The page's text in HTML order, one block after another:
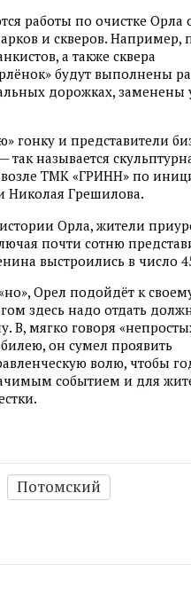
работы по очистке Орла
и скверов.
а также сквера
будут выполнены
дорожках, заменены
гонку и представители
так называется
ТМК «ГРИНН» по
Николая Грешилова.
Орла, жители
почти сотню
выстроились в число
Орел подойдёт к
здесь надо отдать
В, мягко говоря
он сумел проявить
волю, чтобы
событием и для
Потомский